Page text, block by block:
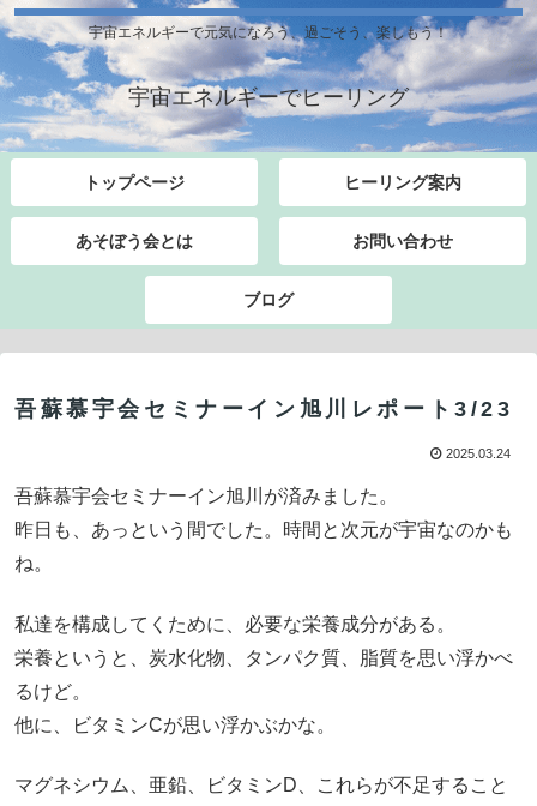
宇宙エネルギーで元気になろう、過ごそう、楽しもう！
宇宙エネルギーでヒーリング
トップページ ヒーリング案内
あそぼう会とは お問い合わせ
ブログ
吾蘇慕宇会セミナーイン旭川レポート3/23
2025.03.24
吾蘇慕宇会セミナーイン旭川が済みました。
昨日も、あっという間でした。時間と次元が宇宙なのかも
ね。
私達を構成してくために、必要な栄養成分がある。
栄養というと、炭水化物、タンパク質、脂質を思い浮かべ
るけど。
他に、ビタミンCが思い浮かぶかな。
マグネシウム、亜鉛、ビタミンD、これらが不足すること